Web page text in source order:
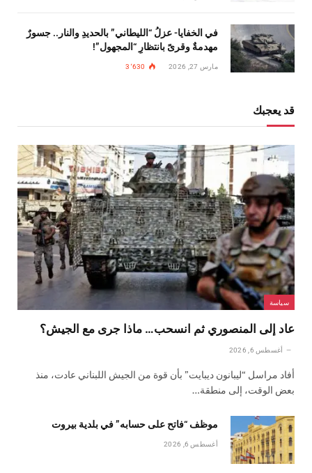
في الخفايا- عزلُ “الليطاني” بالحديدِ والنار.. جسورٌ
مهدمةٌ وقرىً بانتظارِ “المجهول”!
مارس 27, 2026 3٬630
قد يعجبك
سياسة
عاد إلى المنصوري ثم انسحب… ماذا جرى مع الجيش؟
أغسطس 6, 2026
أفاد مراسل “ليبانون ديبايت” بأن قوة من الجيش اللبناني عادت، منذ
بعض الوقت، إلى منطقة…
موظف “فاتح على حسابه” في بلدية بيروت
أغسطس 6, 2026